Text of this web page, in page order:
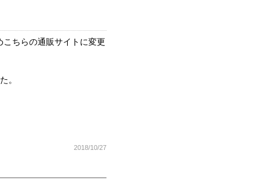
ちらの通販サイトに変更
。
2018/10/27